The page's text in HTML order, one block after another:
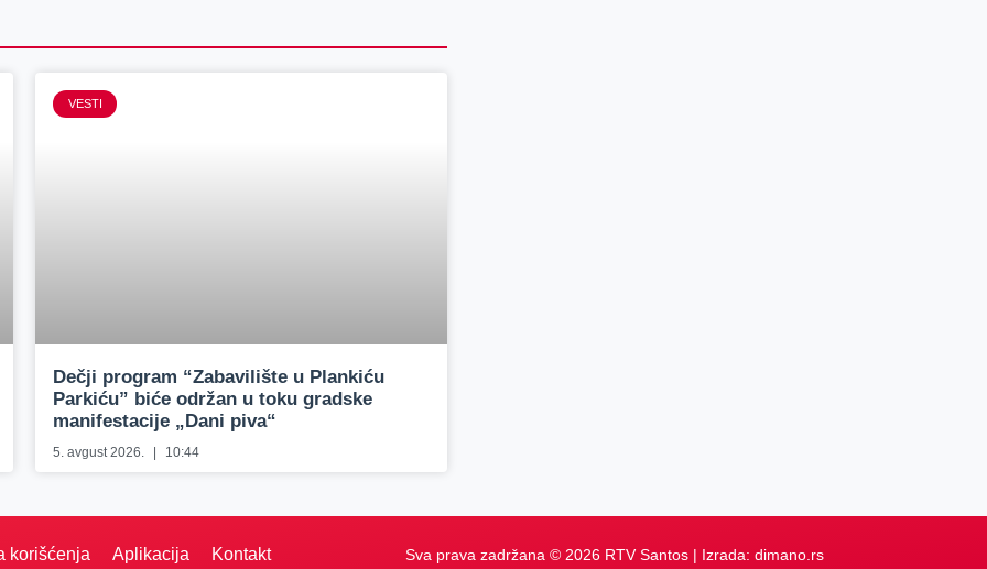
VESTI
Dečji program “Zabavilište u Plankiću
Parkiću” biće održan u toku gradske
manifestacije „Dani piva“
5. avgust 2026. 10:44
korišćenja Aplikacija Kontakt Sva prava zadržana © 2026 RTV Santos | Izrada: dimano.rs